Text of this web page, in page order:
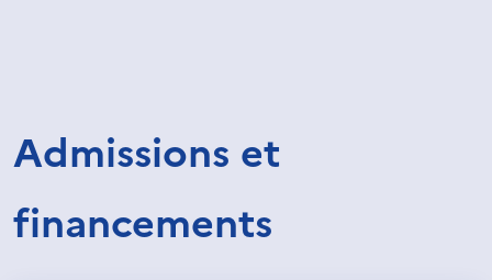
Admissions et
financements